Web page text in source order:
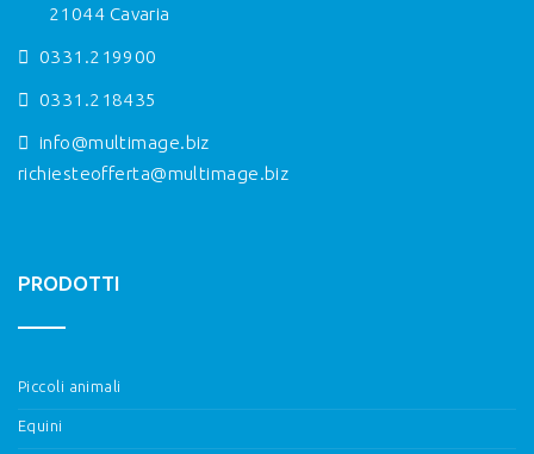
21044 Cavaria
0331.219900
0331.218435
info@multimage.biz
richiesteofferta@multimage.biz
PRODOTTI
Piccoli animali
Equini